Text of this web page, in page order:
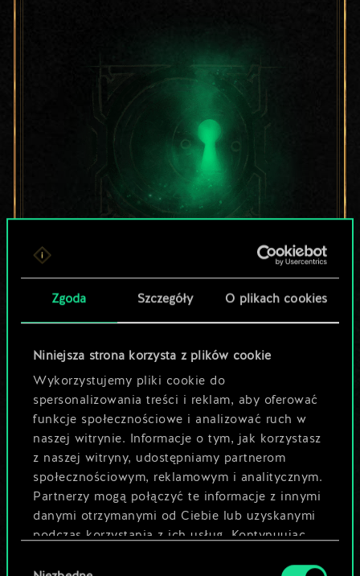
Zgoda Szczegóły O plikach cookies
Niniejsza strona korzysta z plików cookie
Wykorzystujemy pliki cookie do
spersonalizowania treści i reklam, aby oferować
funkcje społecznościowe i analizować ruch w
naszej witrynie. Informacje o tym, jak korzystasz
z naszej witryny, udostępniamy partnerom
społecznościowym, reklamowym i analitycznym.
Partnerzy mogą połączyć te informacje z innymi
danymi otrzymanymi od Ciebie lub uzyskanymi
podczas korzystania z ich usług. Kontynuując
Lubisz grać tą talią?
Pomóż społeczności
odkryć jej
potencjał!
Nazwij talię i opisz swoją strategię
Edytuj talię
LUB